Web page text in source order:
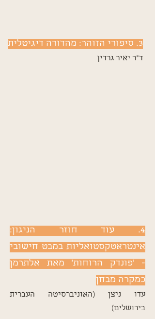
3. סיפורי הזוהר: מהדורה דיגיטלית
ד"ר יאיר גרדין
4. עוד חוזר הניגון:
אינטראטקסטואליות במבט חישובי
- 'פונדק הרוחות' מאת אלתרמן
כמקרה מבחן
עדו ניצן (האוניברסיטה העברית
בירושלים)